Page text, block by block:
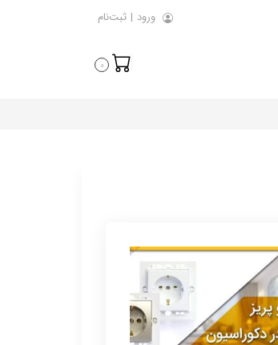
ورود | ثبت‌نام
0